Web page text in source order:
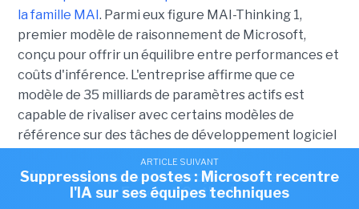
ARTICLE SUIVANT
Microsoft pousse ses propres modèles dans
Excel et Outlook
la famille MAI . Parmi eux figure MAI-Thinking 1,
premier modèle de raisonnement de Microsoft,
conçu pour offrir un équilibre entre performances et
coûts d'inférence. L'entreprise affirme que ce
modèle de 35 milliards de paramètres actifs est
capable de rivaliser avec certains modèles de
référence sur des tâches de développement logiciel
tout en réduisant significativement les coûts
d'exploitation.
ARTICLE SUIVANT
Suppressions de postes : Microsoft recentre
l'IA sur ses équipes techniques